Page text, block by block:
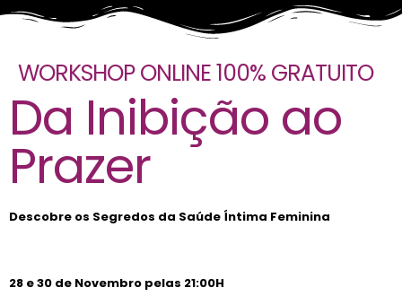
WORKSHOP ONLINE 100% GRATUITO
Da Inibição ao
Prazer
Descobre os Segredos da Saúde Íntima Feminina
28 e 30 de Novembro pelas 21:00H